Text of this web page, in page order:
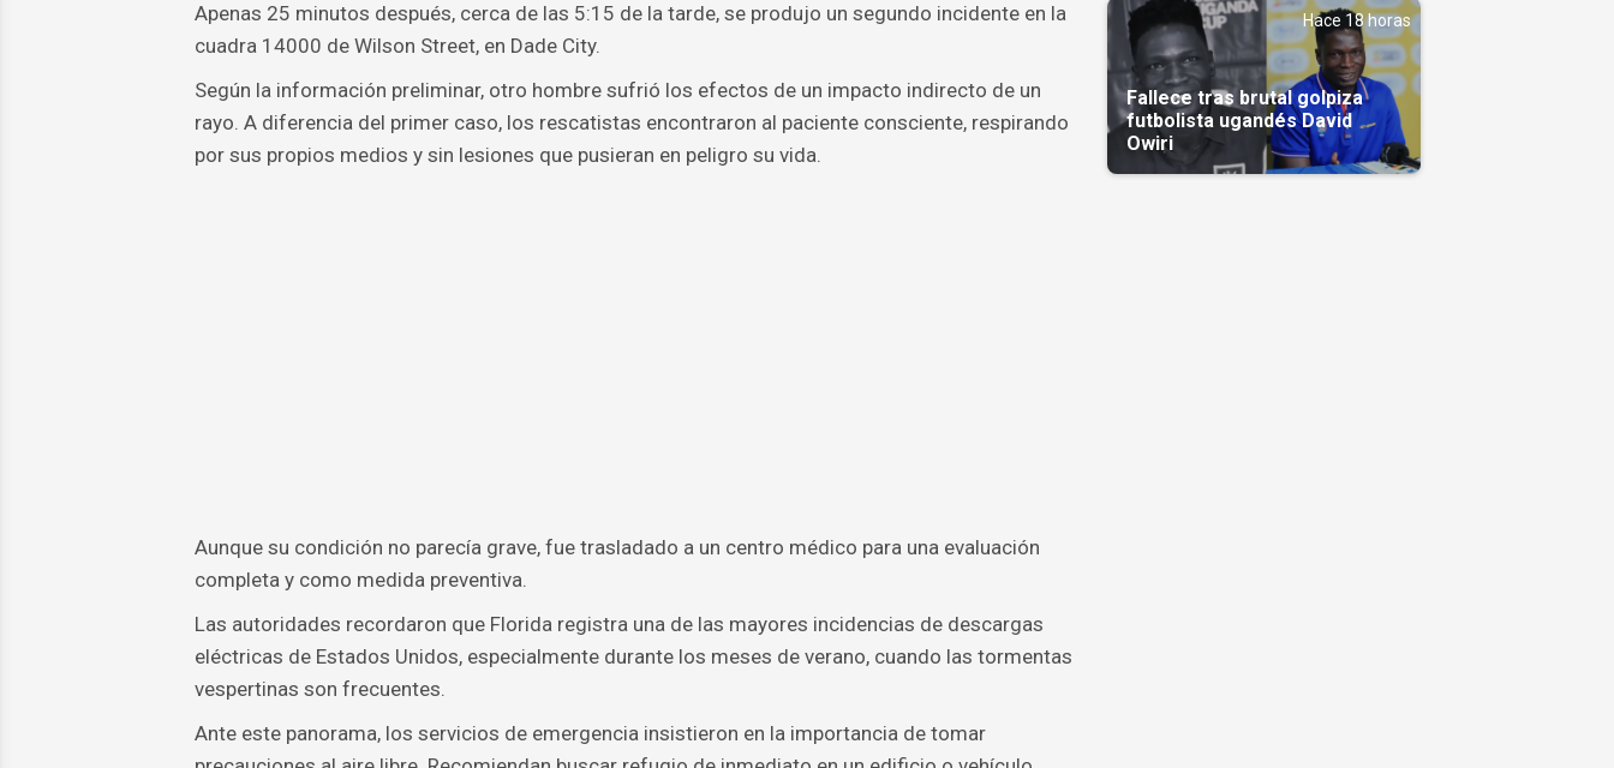
Apenas 25 minutos después, cerca de las 5:15 de la tarde, se produjo un segundo incidente en la
cuadra 14000 de Wilson Street, en Dade City.
Según la información preliminar, otro hombre sufrió los efectos de un impacto indirecto de un
rayo. A diferencia del primer caso, los rescatistas encontraron al paciente consciente, respirando
por sus propios medios y sin lesiones que pusieran en peligro su vida.
Aunque su condición no parecía grave, fue trasladado a un centro médico para una evaluación
completa y como medida preventiva.
Las autoridades recordaron que Florida registra una de las mayores incidencias de descargas
eléctricas de Estados Unidos, especialmente durante los meses de verano, cuando las tormentas
vespertinas son frecuentes.
Ante este panorama, los servicios de emergencia insistieron en la importancia de tomar
Hace 18 horas
Fallece tras brutal golpiza
futbolista ugandés David
Owiri